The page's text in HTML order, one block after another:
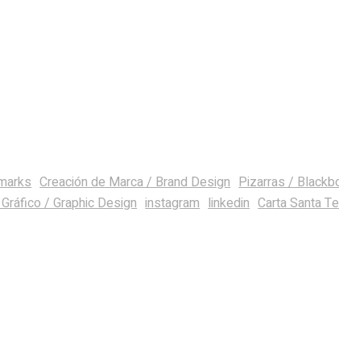
Creación de Marca / Brand Design Pizarras /
/ Graphic Design instagram linkedin Carta Santa